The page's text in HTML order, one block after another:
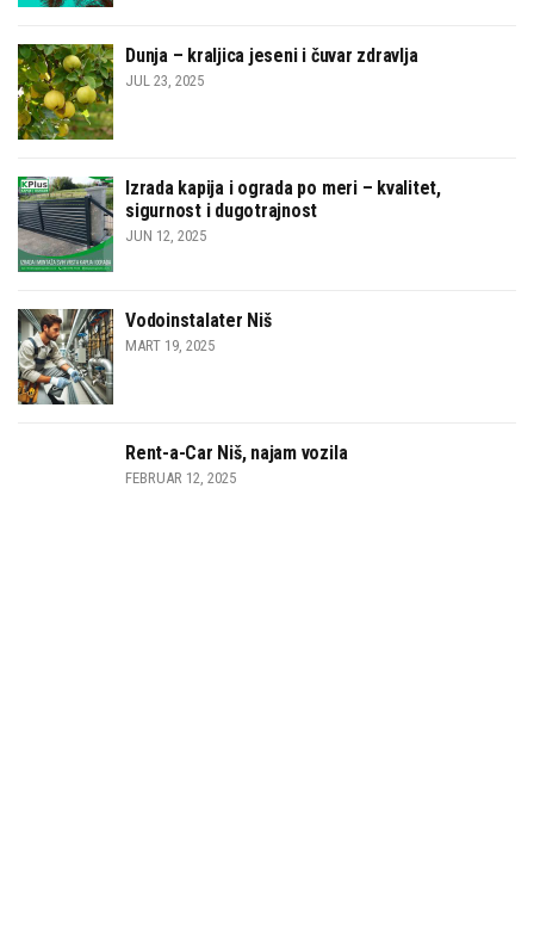
Dunja – kraljica jeseni i čuvar zdravlja
JUL 23, 2025
Izrada kapija i ograda po meri – kvalitet,
sigurnost i dugotrajnost
JUN 12, 2025
Vodoinstalater Niš
MART 19, 2025
Rent-a-Car Niš, najam vozila
FEBRUAR 12, 2025